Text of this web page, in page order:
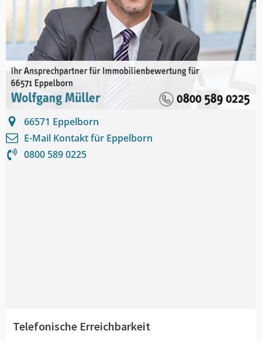
66571 Eppelborn
E-Mail Kontakt für Eppelborn
0800 589 0225
Telefonische Erreichbarkeit